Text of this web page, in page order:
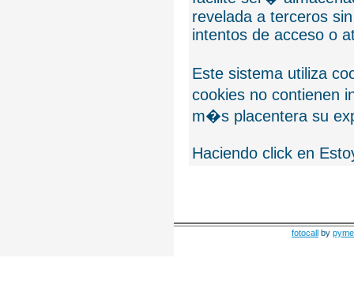
revelada a terceros
intentos de acceso o
Este sistema utiliza
cookies no contienen
m�s placentera su
Haciendo click en
fotocall by